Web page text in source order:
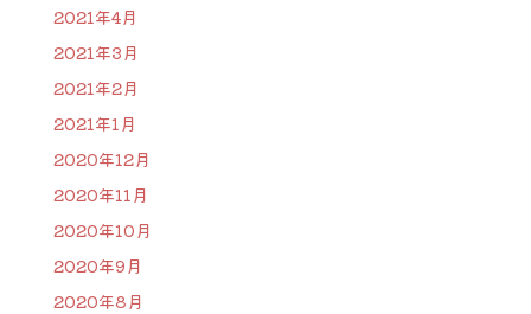
2021年4月
2021年3月
2021年2月
2021年1月
2020年12月
2020年11月
2020年10月
2020年9月
2020年8月